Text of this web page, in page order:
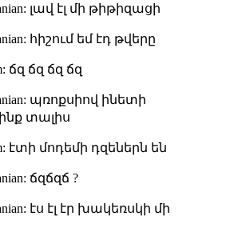
լավ էլ մի թիթիզացի
հիշում եմ էդ թվերը
ճզ ճզ ճզ ճզ
պռոքսիով ինետի
տալիս
էտի մոդեմի դզեներն են
ճզճզճ ?
էս էլ էր խակեռսկի մի